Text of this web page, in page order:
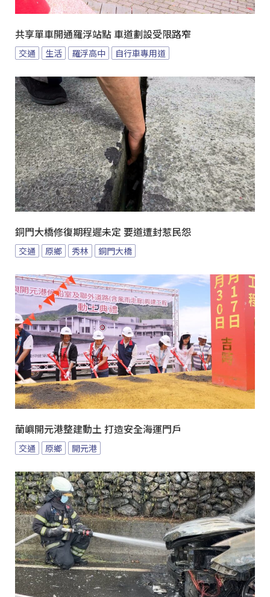
共享單車開通羅浮站點 車道劃設受限路窄
交通 生活 羅浮高中 自行車專用道
銅門大橋修復期程遲未定 要道遭封惹民怨
交通 原鄉 秀林 銅門大橋
蘭嶼開元港整建動土 打造安全海運門戶
交通 原鄉 開元港